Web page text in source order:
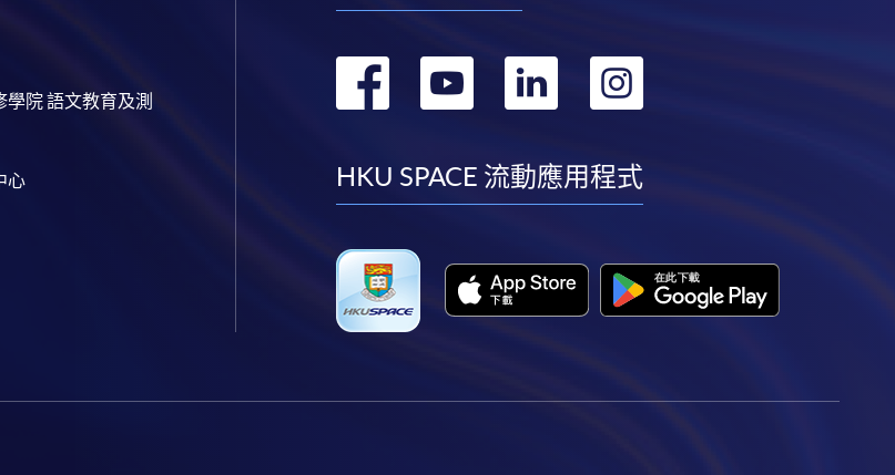
院 語文教育及測
心
轉
facebook
轉
youtube
轉
linkedin
轉
instagram
HKU SPACE 流動應用程式